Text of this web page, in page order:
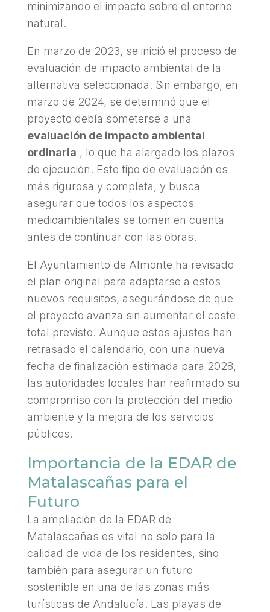
minimizando el impacto sobre el entorno
natural.
En marzo de 2023, se inició el proceso de
evaluación de impacto ambiental de la
alternativa seleccionada. Sin embargo, en
marzo de 2024, se determinó que el
proyecto debía someterse a una
evaluación de impacto ambiental
ordinaria , lo que ha alargado los plazos
de ejecución. Este tipo de evaluación es
más rigurosa y completa, y busca
asegurar que todos los aspectos
medioambientales se tomen en cuenta
antes de continuar con las obras.
El Ayuntamiento de Almonte ha revisado
el plan original para adaptarse a estos
nuevos requisitos, asegurándose de que
el proyecto avanza sin aumentar el coste
total previsto. Aunque estos ajustes han
retrasado el calendario, con una nueva
fecha de finalización estimada para 2028,
las autoridades locales han reafirmado su
compromiso con la protección del medio
ambiente y la mejora de los servicios
públicos.
Importancia de la EDAR de
Matalascañas para el
Futuro
La ampliación de la EDAR de
Matalascañas es vital no solo para la
calidad de vida de los residentes, sino
también para asegurar un futuro
sostenible en una de las zonas más
turísticas de Andalucía. Las playas de